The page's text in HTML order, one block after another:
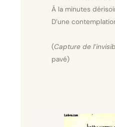
Á la minutes
D’une
(Capture de
pavé)